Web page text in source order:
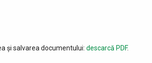
și salvarea documentului: descarcă PDF.